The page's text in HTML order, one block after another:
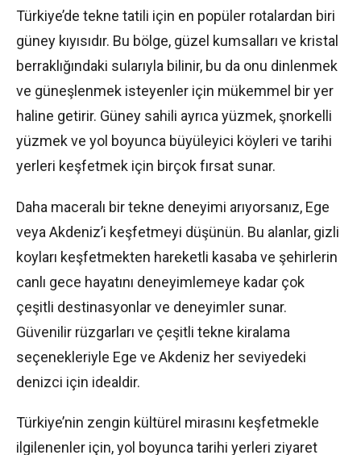
Türkiye’de tekne tatili için en popüler rotalardan biri
güney kıyısıdır. Bu bölge, güzel kumsalları ve kristal
berraklığındaki sularıyla bilinir, bu da onu dinlenmek
ve güneşlenmek isteyenler için mükemmel bir yer
haline getirir. Güney sahili ayrıca yüzmek, şnorkelli
yüzmek ve yol boyunca büyüleyici köyleri ve tarihi
yerleri keşfetmek için birçok fırsat sunar.
Daha maceralı bir tekne deneyimi arıyorsanız, Ege
veya Akdeniz’i keşfetmeyi düşünün. Bu alanlar, gizli
koyları keşfetmekten hareketli kasaba ve şehirlerin
canlı gece hayatını deneyimlemeye kadar çok
çeşitli destinasyonlar ve deneyimler sunar.
Güvenilir rüzgarları ve çeşitli tekne kiralama
seçenekleriyle Ege ve Akdeniz her seviyedeki
denizci için idealdir.
Türkiye’nin zengin kültürel mirasını keşfetmekle
ilgilenenler için, yol boyunca tarihi yerleri ziyaret